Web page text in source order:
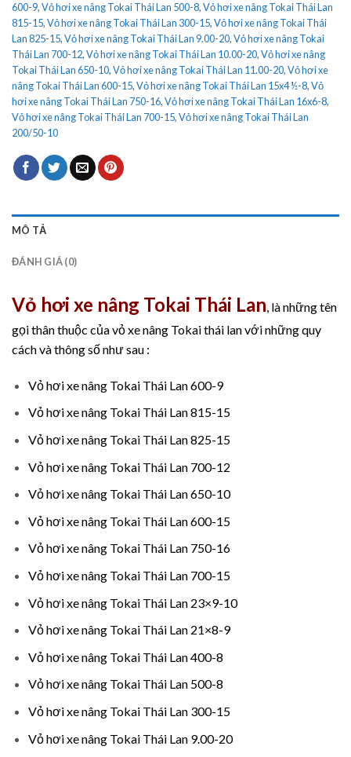
600-9,Vỏ hơi xe nâng Tokai Thái Lan 500-8,Vỏ hơi xe nâng Tokai Thái Lan
815-15,Vỏ hơi xe nâng Tokai Thái Lan 300-15,Vỏ hơi xe nâng Tokai Thái
Lan 825-15,Vỏ hơi xe nâng Tokai Thái Lan 9.00-20,Vỏ hơi xe nâng Tokai
Thái Lan 700-12,Vỏ hơi xe nâng Tokai Thái Lan 10.00-20,Vỏ hơi xe nâng
Tokai Thái Lan 650-10,Vỏ hơi xe nâng Tokai Thái Lan 11.00-20,Vỏ hơi xe
nâng Tokai Thái Lan 600-15,Vỏ hơi xe nâng Tokai Thái Lan 15x4 ½-8,Vỏ
hơi xe nâng Tokai Thái Lan 750-16,Vỏ hơi xe nâng Tokai Thái Lan 16x6-8,
Vỏ hơi xe nâng Tokai Thái Lan 700-15,Vỏ hơi xe nâng Tokai Thái Lan
200/50-10
MÔ TẢ
ĐÁNH GIÁ (0)
Vỏ hơi xe nâng Tokai Thái Lan, là những tên
gọi thân thuộc của vỏ xe nâng Tokai thái lan với những quy
cách và thông số như sau :
Vỏ hơi xe nâng Tokai Thái Lan 600-9
Vỏ hơi xe nâng Tokai Thái Lan 815-15
Vỏ hơi xe nâng Tokai Thái Lan 825-15
Vỏ hơi xe nâng Tokai Thái Lan 700-12
Vỏ hơi xe nâng Tokai Thái Lan 650-10
Vỏ hơi xe nâng Tokai Thái Lan 600-15
Vỏ hơi xe nâng Tokai Thái Lan 750-16
Vỏ hơi xe nâng Tokai Thái Lan 700-15
Vỏ hơi xe nâng Tokai Thái Lan 23×9-10
Vỏ hơi xe nâng Tokai Thái Lan 21×8-9
Vỏ hơi xe nâng Tokai Thái Lan 400-8
Vỏ hơi xe nâng Tokai Thái Lan 500-8
Vỏ hơi xe nâng Tokai Thái Lan 300-15
Vỏ hơi xe nâng Tokai Thái Lan 9.00-20